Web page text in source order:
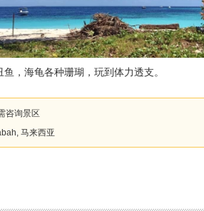
，海龟各种珊瑚，玩到体力透支。
咨询景区
马来西亚